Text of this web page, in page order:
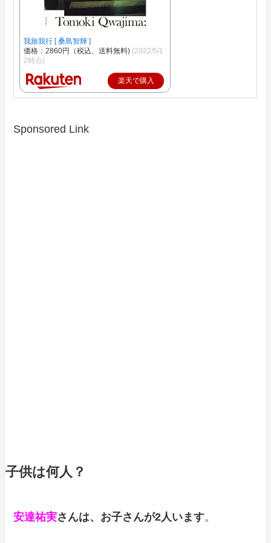
我旅我行 [ 桑島智輝 ]
価格：2860円（税込、送料無料) (2022/5/1
2時点)
楽天で購入
Sponsored Link
子供は何人？
安達祐実さんは、お子さんが2人います。